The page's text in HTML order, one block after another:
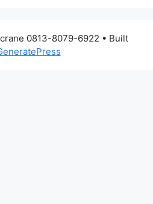
0813-8079-6922 • Built